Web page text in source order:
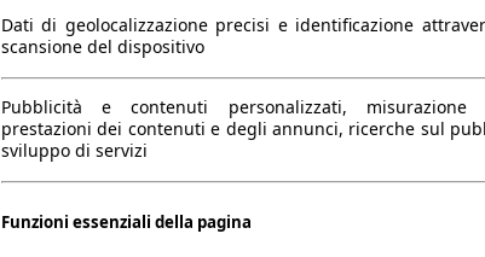
Dati di geolocalizzazione precisi e identificazione
scansione del dispositivo
Pubblicità e contenuti personalizzati, misurazione
prestazioni dei contenuti e degli annunci, ricerche sul
sviluppo di servizi
Funzioni essenziali della pagina